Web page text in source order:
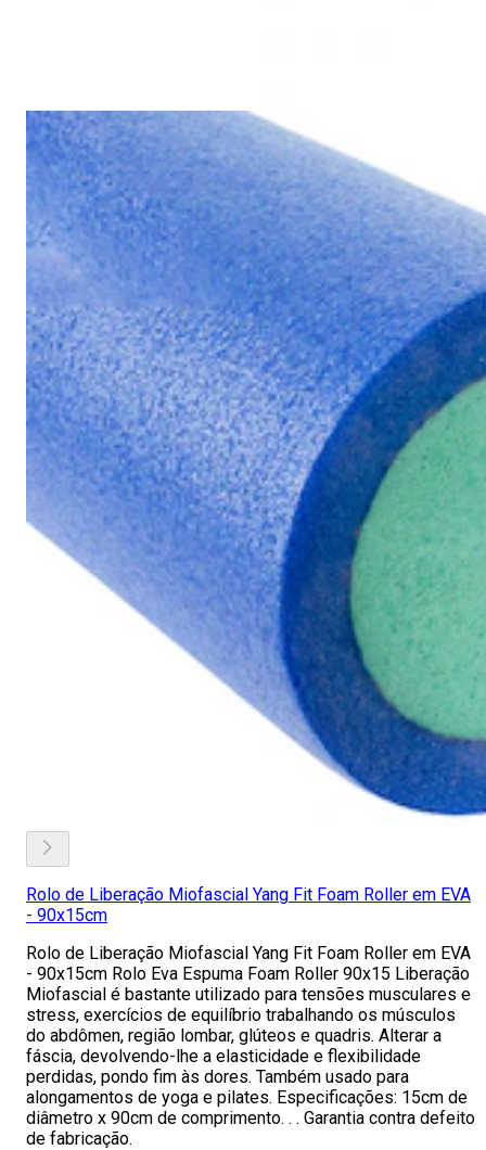
Rolo de Liberação Miofascial Yang Fit Foam Roller em EVA
- 90x15cm
Rolo de Liberação Miofascial Yang Fit Foam Roller em EVA
- 90x15cm Rolo Eva Espuma Foam Roller 90x15 Liberação
Miofascial é bastante utilizado para tensões musculares e
stress, exercícios de equilíbrio trabalhando os músculos
do abdômen, região lombar, glúteos e quadris. Alterar a
fáscia, devolvendo-lhe a elasticidade e flexibilidade
perdidas, pondo fim às dores. Também usado para
alongamentos de yoga e pilates. Especificações: 15cm de
diâmetro x 90cm de comprimento. . . Garantia contra defeito
de fabricação.